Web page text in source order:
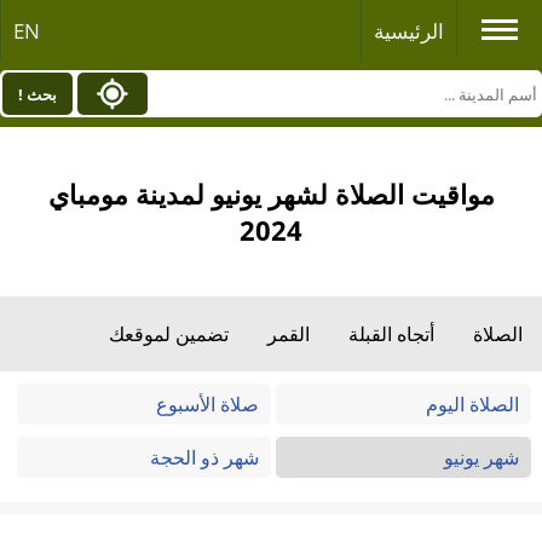
الرئيسية EN
بحث !
مواقيت الصلاة لشهر يونيو لمدينة مومباي
2024
الصلاة أتجاه القبلة القمر تضمين لموقعك
الصلاة اليوم
صلاة الأسبوع
شهر يونيو
شهر ذو الحجة